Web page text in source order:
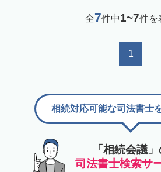
全7件中1~7件を
1
「相続会議
司法書士検索サ
相続対応可能な司法書士